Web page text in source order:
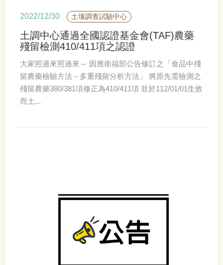
2022/12/30 土壤調查試驗中心
土調中心通過全國認證基金會(TAF)農藥
殘留檢測410/411項之認證
大家照過來照過來～ 因應衛福部公告修訂之「食品中殘
留農藥檢驗方法－多重殘留分析方法」 將原先需檢測之
殘留農藥380/381項修正為410/411項 並於112/01/01生效
而土...